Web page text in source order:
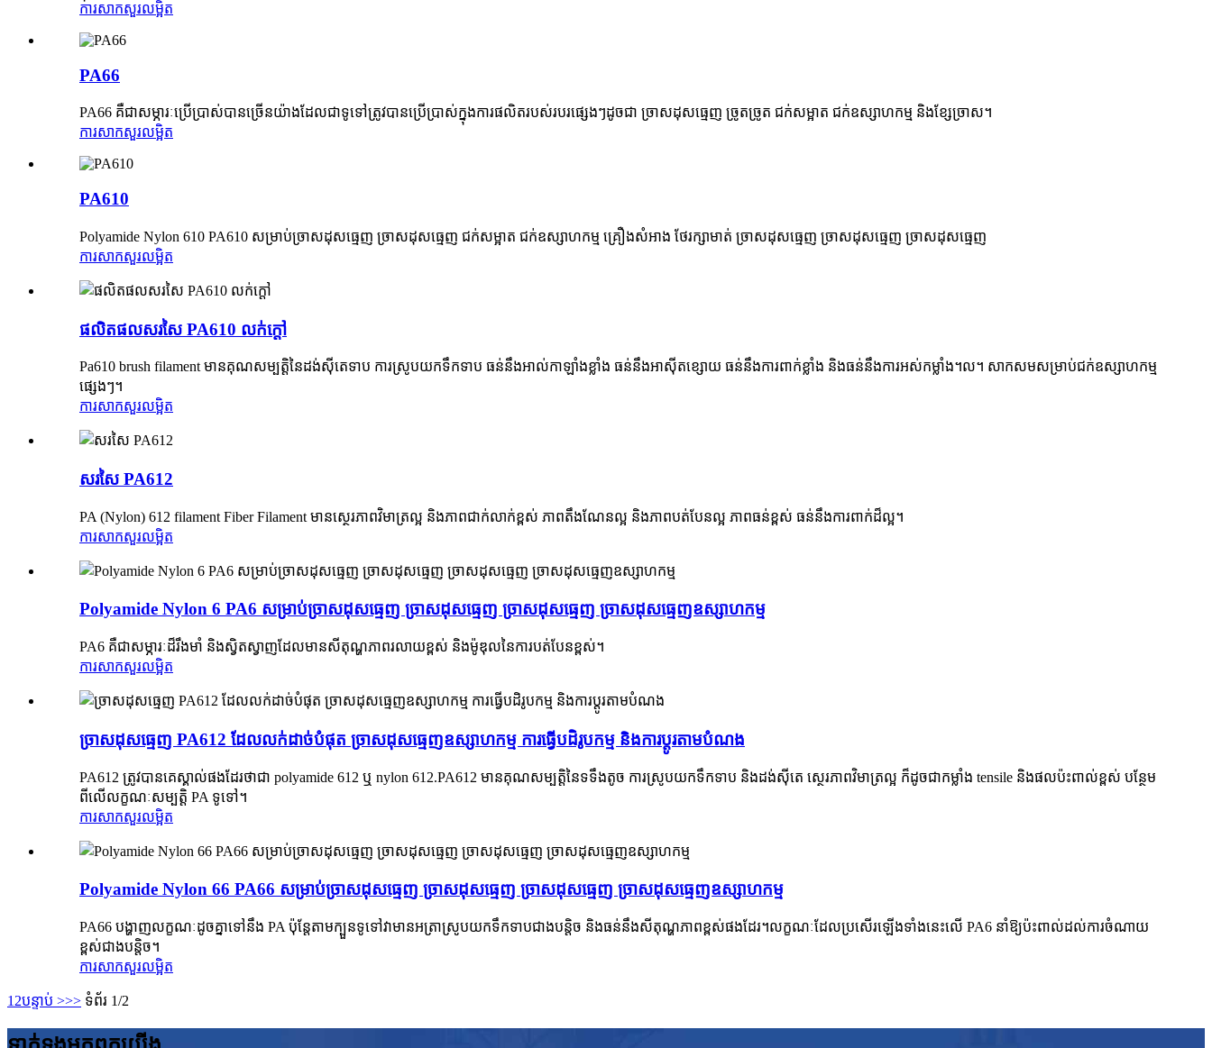
ការសាកសួរលម្អិត
PA66
PA66 គឺជាសម្ភារៈប្រើប្រាស់បានច្រើនយ៉ាងដែលជាទូទៅត្រូវបានប្រើប្រាស់ក្នុងការផលិតរបស់របរផ្សេងៗដូចជា ច្រាសដុសធ្មេញ ច្រូតច្រូត ជក់សម្អាត ជក់ឧស្សាហកម្ម និងខ្សែច្រាស។
ការសាកសួរលម្អិត
PA610
Polyamide Nylon 610 PA610 សម្រាប់ច្រាសដុសធ្មេញ ច្រាសដុសធ្មេញ ជក់សម្អាត ជក់ឧស្សាហកម្ម គ្រឿងសំអាង ថែរក្សាមាត់ ច្រាសដុសធ្មេញ ច្រាសដុសធ្មេញ ច្រាសដុសធ្មេញ
ការសាកសួរលម្អិត
ផលិតផលសរសៃ PA610 លក់ក្តៅ
Pa610 brush filament មានគុណសម្បត្តិនៃដង់ស៊ីតេទាប ការស្រូបយកទឹកទាប ធន់នឹងអាល់កាឡាំងខ្លាំង ធន់នឹងអាស៊ីតខ្សោយ ធន់នឹងការពាក់ខ្លាំង និងធន់នឹងការអស់កម្លាំង។ល។ សាកសមសម្រាប់ជក់ឧស្សាហកម្ម
ផ្សេងៗ។
ការសាកសួរលម្អិត
សរសៃ PA612
PA (Nylon) 612 filament Fiber Filament មានស្ថេរភាពវិមាត្រល្អ និងភាពជាក់លាក់ខ្ពស់ ភាពតឹងណែនល្អ និងភាពបត់បែនល្អ ភាពធន់ខ្ពស់ ធន់នឹងការពាក់ដ៏ល្អ។
ការសាកសួរលម្អិត
Polyamide Nylon 6 PA6 សម្រាប់ច្រាសដុសធ្មេញ ច្រាសដុសធ្មេញ ច្រាសដុសធ្មេញ ច្រាសដុសធ្មេញឧស្សាហកម្ម
PA6 គឺជាសម្ភារៈដ៏រឹងមាំ និងស្វិតស្វាញដែលមានសីតុណ្ហភាពរលាយខ្ពស់ និងម៉ូឌុលនៃការបត់បែនខ្ពស់។
ការសាកសួរលម្អិត
ច្រាសដុសធ្មេញ PA612 ដែលលក់ដាច់បំផុត ច្រាសដុសធ្មេញឧស្សាហកម្ម ការធ្វើបដិរូបកម្ម និងការប្ដូរតាមបំណង
PA612 ត្រូវបានគេស្គាល់ផងដែរថាជា polyamide 612 ឬ nylon 612.PA612 មានគុណសម្បត្តិនៃទទឹងតូច ការស្រូបយកទឹកទាប និងដង់ស៊ីតេ ស្ថេរភាពវិមាត្រល្អ ក៏ដូចជាកម្លាំង tensile និងផលប៉ះពាល់ខ្ពស់ បន្ថែម
ពីលើលក្ខណៈសម្បត្តិ PA ទូទៅ។
ការសាកសួរលម្អិត
Polyamide Nylon 66 PA66 សម្រាប់ច្រាសដុសធ្មេញ ច្រាសដុសធ្មេញ ច្រាសដុសធ្មេញ ច្រាសដុសធ្មេញឧស្សាហកម្ម
PA66 បង្ហាញលក្ខណៈដូចគ្នាទៅនឹង PA ប៉ុន្តែតាមក្បួនទូទៅវាមានអត្រាស្រូបយកទឹកទាបជាងបន្តិច និងធន់នឹងសីតុណ្ហភាពខ្ពស់ផងដែរ។លក្ខណៈដែលប្រសើរឡើងទាំងនេះលើ PA6 នាំឱ្យប៉ះពាល់ដល់ការចំណាយ
ខ្ពស់ជាងបន្តិច។
ការសាកសួរលម្អិត
1 2បន្ទាប់ >>> ទំព័រ 1/2